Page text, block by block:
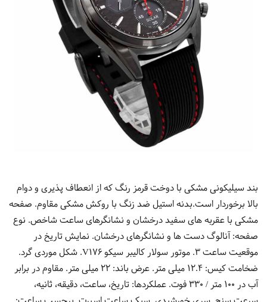
بند سیلیکونی مشکی با دوخت قرمز رنگ که از انعطاف پذیری و دوام
بالا برخوردار است.بدنه استیل ضد زنگ با روکش مشکی مقاوم. صفحه
مشکی با عقربه های سفید درخشان و نشانگرهای ساعت شاخص. نوع
صفحه: آنالوگ دست ها و نشانگرهای درخشان. نمایش تاریخ در
موقعیت ساعت 3. موتور سولار کالیبر سیکو V176. شکل موردی گرد.
ضخامت کیس: 12.4 میلی متر. عرض باند: 22 میلی متر. مقاوم در برابر
آب در 100 متر / 330 فوت. عملکردها: تاریخ، ساعت، دقیقه، ثانیه،